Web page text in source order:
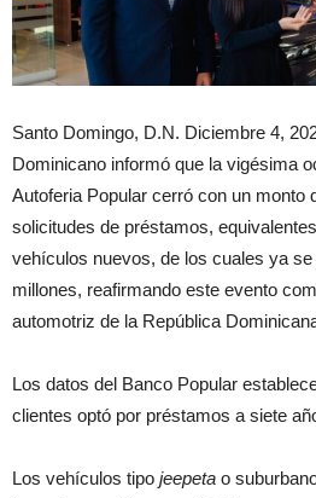
Santo Domingo, D.N. Diciembre 4,
Dominicano informó que la vigésima
Autoferia Popular cerró con un monto
solicitudes de préstamos,
vehículos nuevos, de los cuales ya
millones, reafirmando este evento
automotriz de la República
Los datos del Banco Popular
clientes optó por préstamos a siete
Los vehículos tipo jeepeta o